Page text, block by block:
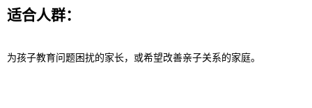
适合人群：
为孩子教育问题困扰的家长，或希望改善亲子关系的家庭。